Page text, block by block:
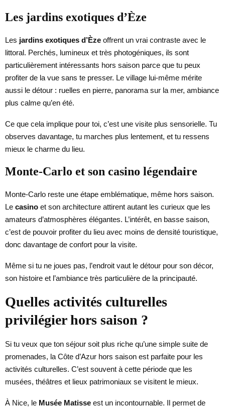
Les jardins exotiques d’Èze
Les jardins exotiques d’Èze offrent un vrai contraste avec le
littoral. Perchés, lumineux et très photogéniques, ils sont
particulièrement intéressants hors saison parce que tu peux
profiter de la vue sans te presser. Le village lui-même mérite
aussi le détour : ruelles en pierre, panorama sur la mer, ambiance
plus calme qu’en été.
Ce que cela implique pour toi, c’est une visite plus sensorielle. Tu
observes davantage, tu marches plus lentement, et tu ressens
mieux le charme du lieu.
Monte-Carlo et son casino légendaire
Monte-Carlo reste une étape emblématique, même hors saison.
Le casino et son architecture attirent autant les curieux que les
amateurs d’atmosphères élégantes. L’intérêt, en basse saison,
c’est de pouvoir profiter du lieu avec moins de densité touristique,
donc davantage de confort pour la visite.
Même si tu ne joues pas, l’endroit vaut le détour pour son décor,
son histoire et l’ambiance très particulière de la principauté.
Quelles activités culturelles
privilégier hors saison ?
Si tu veux que ton séjour soit plus riche qu’une simple suite de
promenades, la Côte d’Azur hors saison est parfaite pour les
activités culturelles. C’est souvent à cette période que les
musées, théâtres et lieux patrimoniaux se visitent le mieux.
À Nice, le Musée Matisse est un incontournable. Il permet de